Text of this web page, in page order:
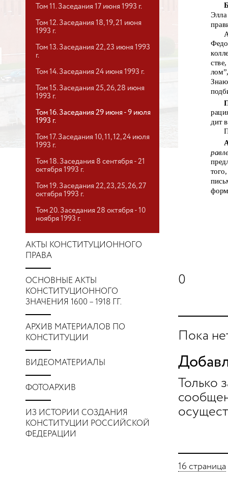
Том 11. Заседания 17 июня 1993 г.
Том 12. Заседания 18, 19, 21 июня
1993 г.
Том 13. Заседания 22, 23 июня 1993
г.
Том 14. Заседания 24 июня 1993 г.
Том 15. Заседания 25, 26, 28 июня
1993 г.
Том 16. Заседания 29 июня - 9 июля
1993 г.
Том 17. Заседания 10, 11, 12, 24 июля
1993 г.
Том 18. Заседания 8 сентября - 21
октября 1993 г.
Том 19. Заседания 22, 23, 25, 26, 27
октября 1993 г.
Том 20. Заседания 28 октября - 10
ноября 1993 г.
АКТЫ КОНСТИТУЦИОННОГО
ПРАВА
ОСНОВНЫЕ АКТЫ
КОНСТИТУЦИОННОГО
ЗНАЧЕНИЯ 1600 – 1918 ГГ.
АРХИВ МАТЕРИАЛОВ ПО
КОНСТИТУЦИИ
ВИДЕОМАТЕРИАЛЫ
ФОТОАРХИВ
ИЗ ИСТОРИИ СОЗДАНИЯ
КОНСТИТУЦИИ РОССИЙСКОЙ
ФЕДЕРАЦИИ
Элла
дит
0
Пока
Только
16 страница